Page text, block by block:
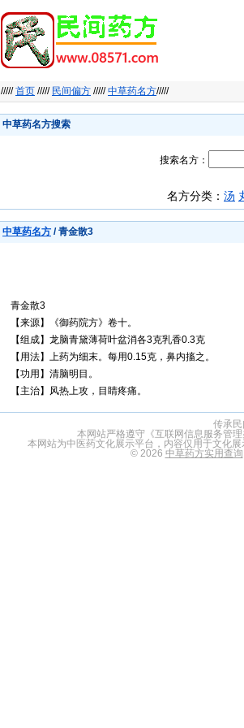
/////首页 ///// 民间偏方 /////中草药名方/////
中草药名方搜索
搜索名方：
名方分类： 汤
中草药名方 / 青金散3
青金散3
【来源】《御药院方》卷十。
【组成】龙脑青黛薄荷叶盆消各3克乳香0.3克
【用法】上药为细末。每用0.15克，鼻内搐之。
【功用】清脑明目。
【主治】风热上攻，目睛疼痛。
传承
本网站严格遵守《互联网信息服务管
本网站为中医药文化展示平台，内容仅用于文化
© 2026 中草药方实用查询